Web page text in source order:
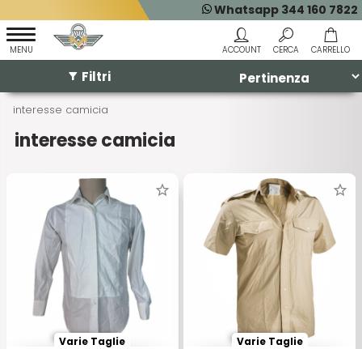
Whatsapp 344 160 7822
interesse camicia
interesse camicia
Filtri
Varie Taglie Varie Taglie